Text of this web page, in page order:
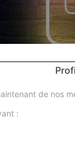
de nos
: